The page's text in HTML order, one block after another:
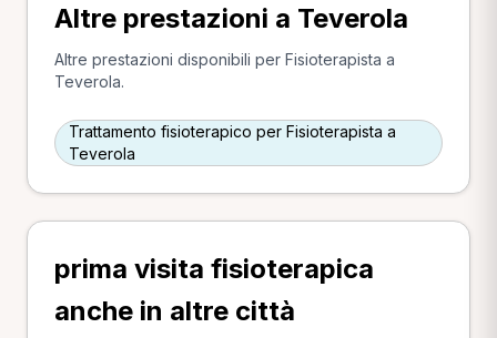
Altre prestazioni a Teverola
Altre prestazioni disponibili per Fisioterapista a
Teverola.
Trattamento fisioterapico per Fisioterapista a
Teverola
prima visita fisioterapica
anche in altre città